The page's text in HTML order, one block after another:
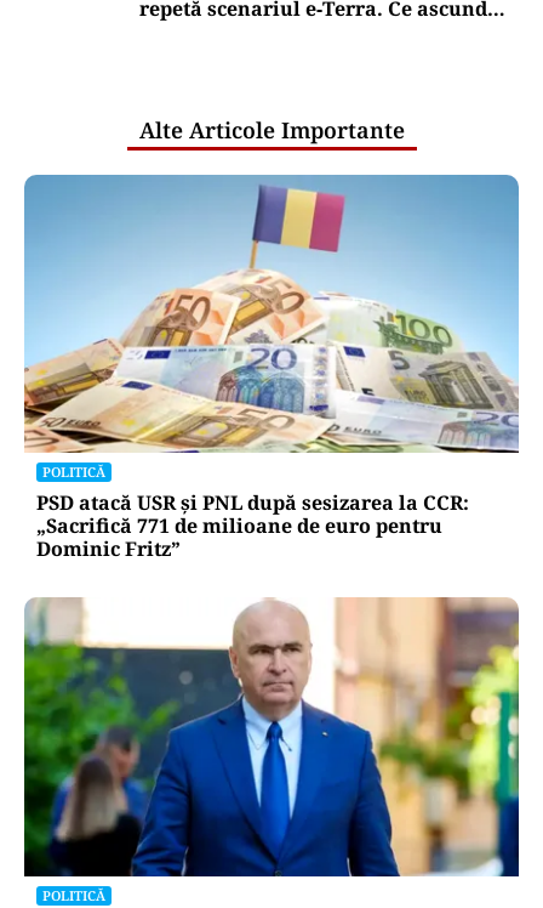
repetă scenariul e‑Terra. Ce ascund
Alte Articole Importante
POLITICĂ
PSD atacă USR și PNL după sesizarea la CCR:
„Sacrifică 771 de milioane de euro pentru
Dominic Fritz”
POLITICĂ